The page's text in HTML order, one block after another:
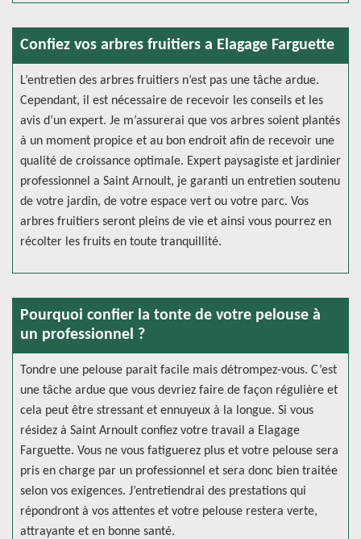
Confiez vos arbres fruitiers a Elagage Farguette
L’entretien des arbres fruitiers n’est pas une tâche ardue.
Cependant, il est nécessaire de recevoir les conseils et les
avis d’un expert. Je m’assurerai que vos arbres soient plantés
à un moment propice et au bon endroit afin de recevoir une
qualité de croissance optimale. Expert paysagiste et jardinier
professionnel a Saint Arnoult, je garanti un entretien soutenu
de votre jardin, de votre espace vert ou votre parc. Vos
arbres fruitiers seront pleins de vie et ainsi vous pourrez en
récolter les fruits en toute tranquillité.
Pourquoi confier la tonte de votre pelouse à
un professionnel ?
Tondre une pelouse parait facile mais détrompez-vous. C’est
une tâche ardue que vous devriez faire de façon régulière et
cela peut être stressant et ennuyeux à la longue. Si vous
résidez à Saint Arnoult confiez votre travail a Elagage
Farguette. Vous ne vous fatiguerez plus et votre pelouse sera
pris en charge par un professionnel et sera donc bien traitée
selon vos exigences. J’entretiendrai des prestations qui
répondront à vos attentes et votre pelouse restera verte,
attrayante et en bonne santé.